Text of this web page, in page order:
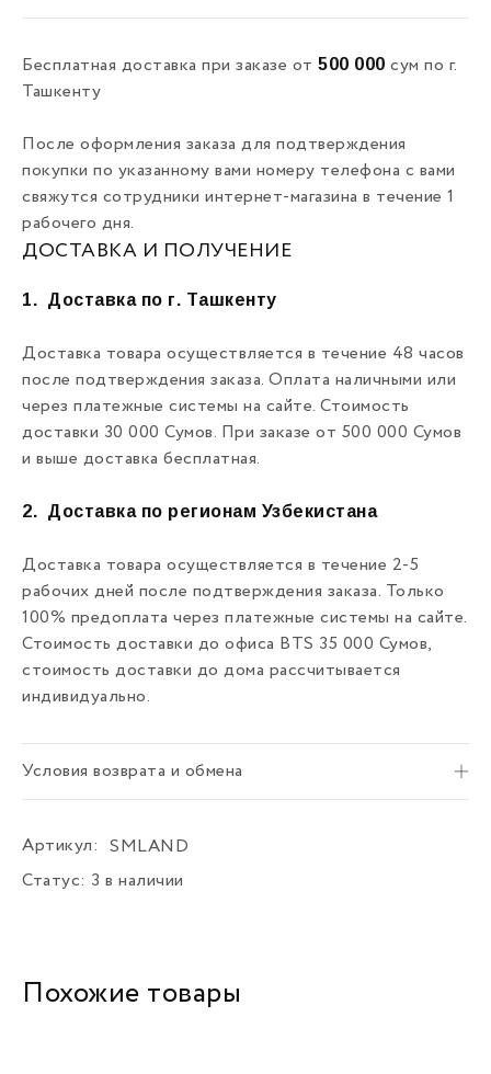
Бесплатная доставка при заказе от 500 000 сум по г.
Ташкенту
После оформления заказа для подтверждения
покупки по указанному вами номеру телефона с вами
свяжутся сотрудники интернет-магазина в течение 1
рабочего дня.
ДОСТАВКА И ПОЛУЧЕНИЕ
1. Доставка по г. Ташкенту
Доставка товара осуществляется в течение 48 часов
после подтверждения заказа. Оплата наличными или
через платежные системы на сайте. Стоимость
доставки 30 000 Сумов. При заказе от 500 000 Сумов
и выше доставка бесплатная.
2. Доставка по регионам Узбекистана
Доставка товара осуществляется в течение 2-5
рабочих дней после подтверждения заказа. Только
100% предоплата через платежные системы на сайте.
Стоимость доставки до офиса BTS 35 000 Сумов,
стоимость доставки до дома рассчитывается
индивидуально.
Условия возврата и обмена
Артикул:
SMLAND
Статус: 3 в наличии
Похожие товары